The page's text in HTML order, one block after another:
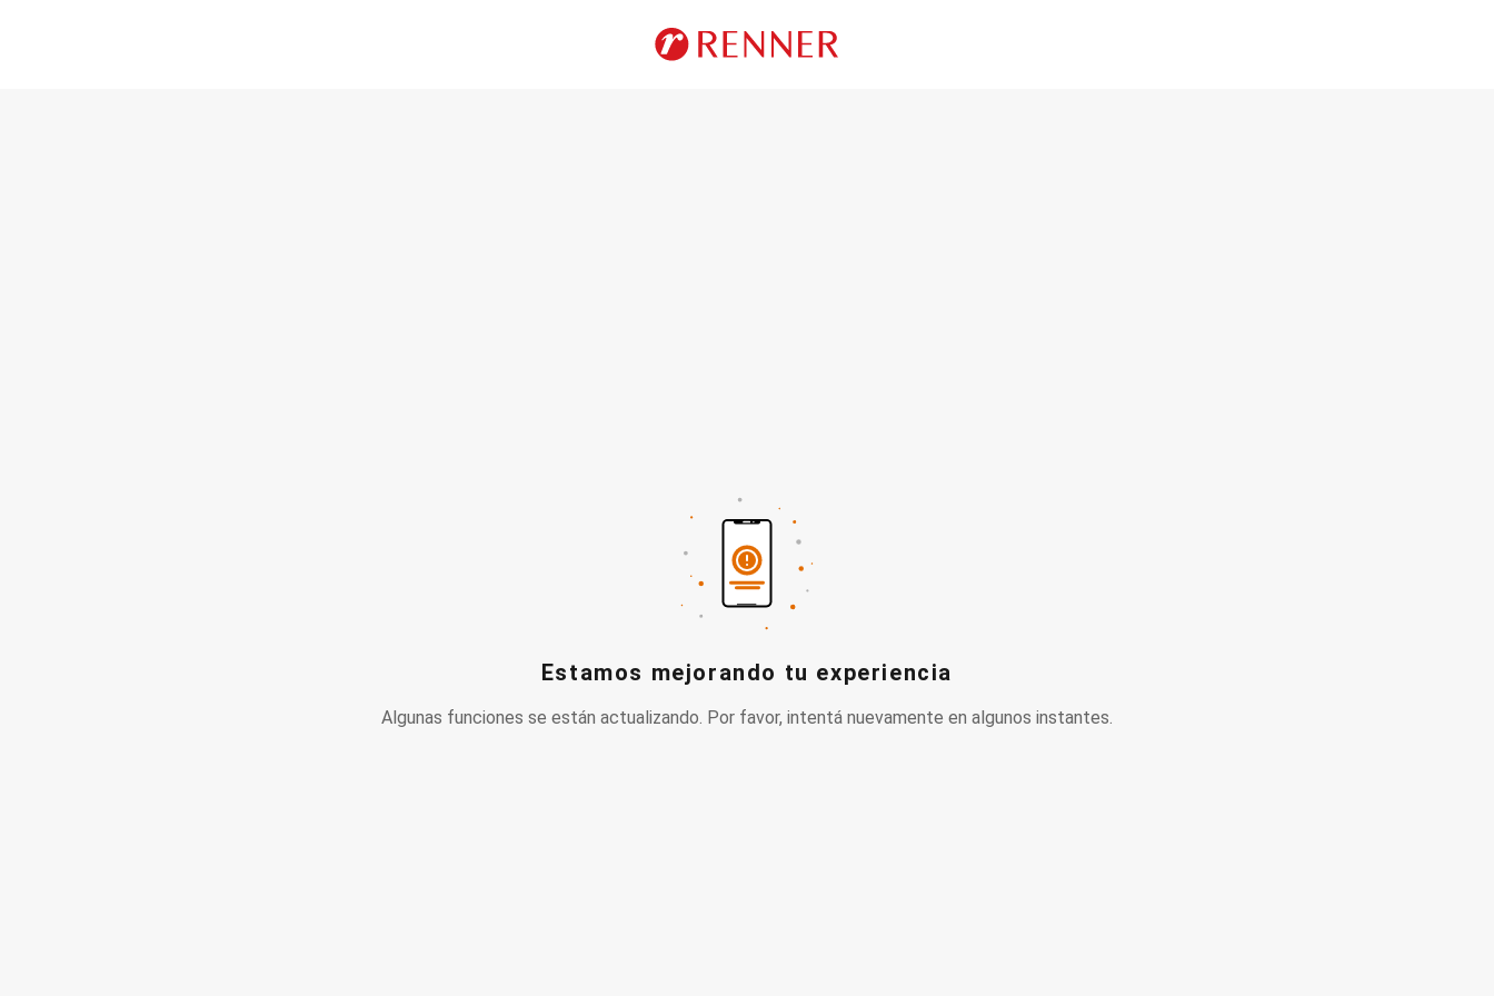
Estamos mejorando tu experiencia
Algunas funciones se están actualizando. Por favor, intentá nuevamente en algunos instantes.